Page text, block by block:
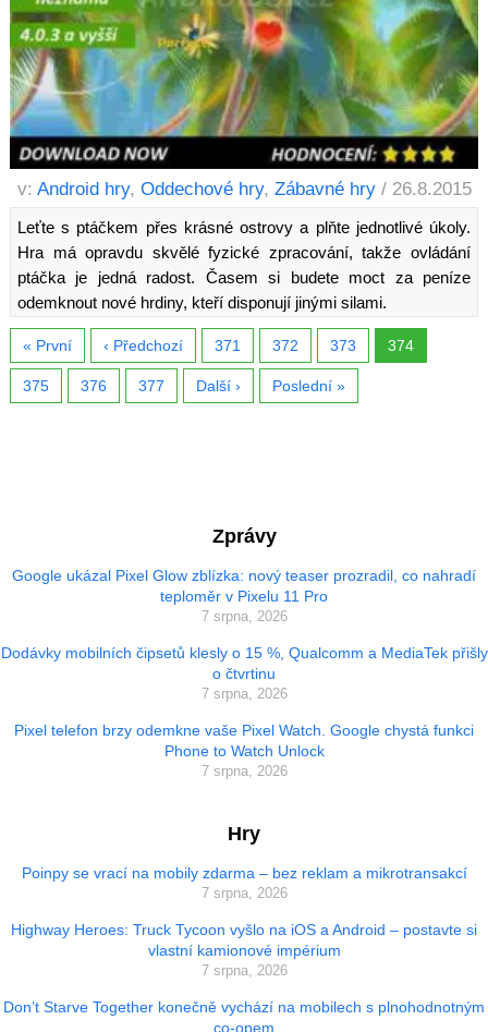
v: Android hry, Oddechové hry, Zábavné hry / 26.8.2015
Leťte s ptáčkem přes krásné ostrovy a plňte jednotlivé úkoly.
Hra má opravdu skvělé fyzické zpracování, takže ovládání
ptáčka je jedná radost. Časem si budete moct za peníze
odemknout nové hrdiny, kteří disponují jinými silami.
« První ‹ Předchozí 371 372 373 374
375 376 377 Další › Poslední »
Zprávy
Google ukázal Pixel Glow zblízka: nový teaser prozradil, co nahradí
teploměr v Pixelu 11 Pro
7 srpna, 2026
Dodávky mobilních čipsetů klesly o 15 %, Qualcomm a MediaTek přišly
o čtvrtinu
7 srpna, 2026
Pixel telefon brzy odemkne vaše Pixel Watch. Google chystá funkci
Phone to Watch Unlock
7 srpna, 2026
Hry
Poinpy se vrací na mobily zdarma – bez reklam a mikrotransakcí
7 srpna, 2026
Highway Heroes: Truck Tycoon vyšlo na iOS a Android – postavte si
vlastní kamionové impérium
7 srpna, 2026
Don’t Starve Together konečně vychází na mobilech s plnohodnotným
co-opem